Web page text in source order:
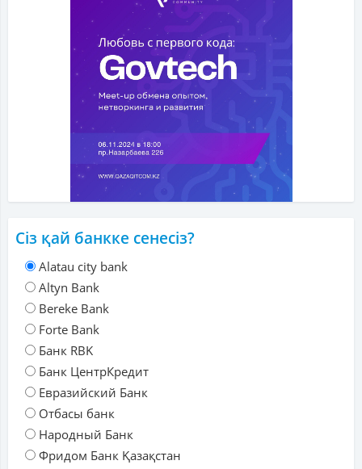
Сіз қай банкке сенесіз?
Alatau city bank
Altyn Bank
Bereke Bank
Forte Bank
Банк RBK
Банк ЦентрКредит
Евразийский Банк
Отбасы банк
Народный Банк
Фридом Банк Қазақстан